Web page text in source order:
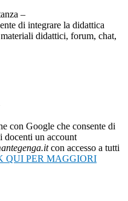
–
di integrare la didattica
didattici, forum, chat,
con Google che consente di
docenti un account
con accesso a tutti
QUI PER MAGGIORI